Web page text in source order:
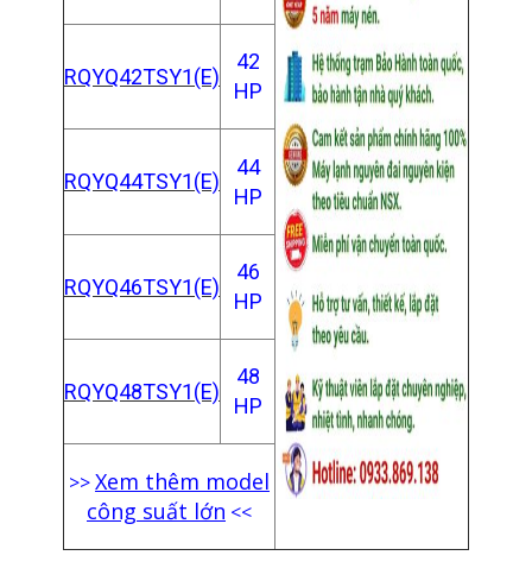
RQYQ42TSY1(E)
42
HP
RQYQ44TSY1(E)
44
HP
RQYQ46TSY1(E)
46
HP
RQYQ48TSY1(E)
48
HP
>>Xem thêm model
công suất lớn <<